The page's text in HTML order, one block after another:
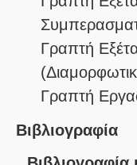
Γραπτή
(
Γραπτή
Βιβλιογραφία